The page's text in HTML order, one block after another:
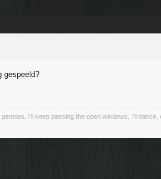
gespeeld?
I'll keep passing the open windows. I'll